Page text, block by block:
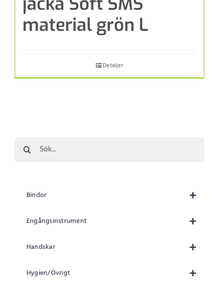
material grön L
Detaljer
Sök
efter:
Bindor
Engångsinstrument
Handskar
Hygien/Övrigt